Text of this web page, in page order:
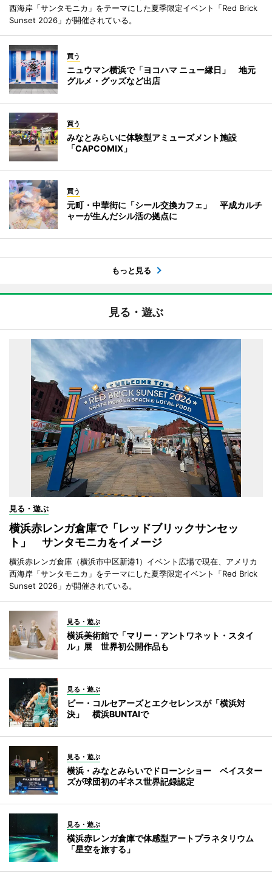
西海岸「サンタモニカ」をテーマにした夏季限定イベント「Red Brick
Sunset 2026」が開催されている。
買う
ニュウマン横浜で「ヨコハマ ニュー縁日」 地元
グルメ・グッズなど出店
買う
みなとみらいに体験型アミューズメント施設
「CAPCOMIX」
買う
元町・中華街に「シール交換カフェ」 平成カルチ
ャーが生んだシル活の拠点に
もっと見る
見る・遊ぶ
見る・遊ぶ
横浜赤レンガ倉庫で「レッドブリックサンセッ
ト」 サンタモニカをイメージ
横浜赤レンガ倉庫（横浜市中区新港1）イベント広場で現在、アメリカ
西海岸「サンタモニカ」をテーマにした夏季限定イベント「Red Brick
Sunset 2026」が開催されている。
見る・遊ぶ
横浜美術館で「マリー・アントワネット・スタイ
ル」展 世界初公開作品も
見る・遊ぶ
ビー・コルセアーズとエクセレンスが「横浜対
決」 横浜BUNTAIで
見る・遊ぶ
横浜・みなとみらいでドローンショー ベイスター
ズが球団初のギネス世界記録認定
見る・遊ぶ
横浜赤レンガ倉庫で体感型アートプラネタリウム
「星空を旅する」